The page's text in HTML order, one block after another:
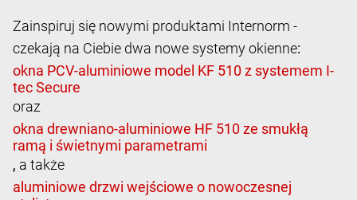
Zainspiruj się nowymi produktami Internorm -
czekają na Ciebie dwa nowe systemy okienne:
oraz
, a także